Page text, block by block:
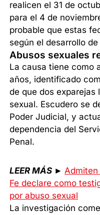
realicen el 31 de
para el 4 de
probable que estas
según el desarrollo
Abusos sexuales
La causa tiene como
años, identificado
de que dos exparejas
sexual. Escudero se
Poder Judicial, y
dependencia del
Penal.
LEER MÁS ►Admiten
Fe declare como
por abuso sexual
La investigación